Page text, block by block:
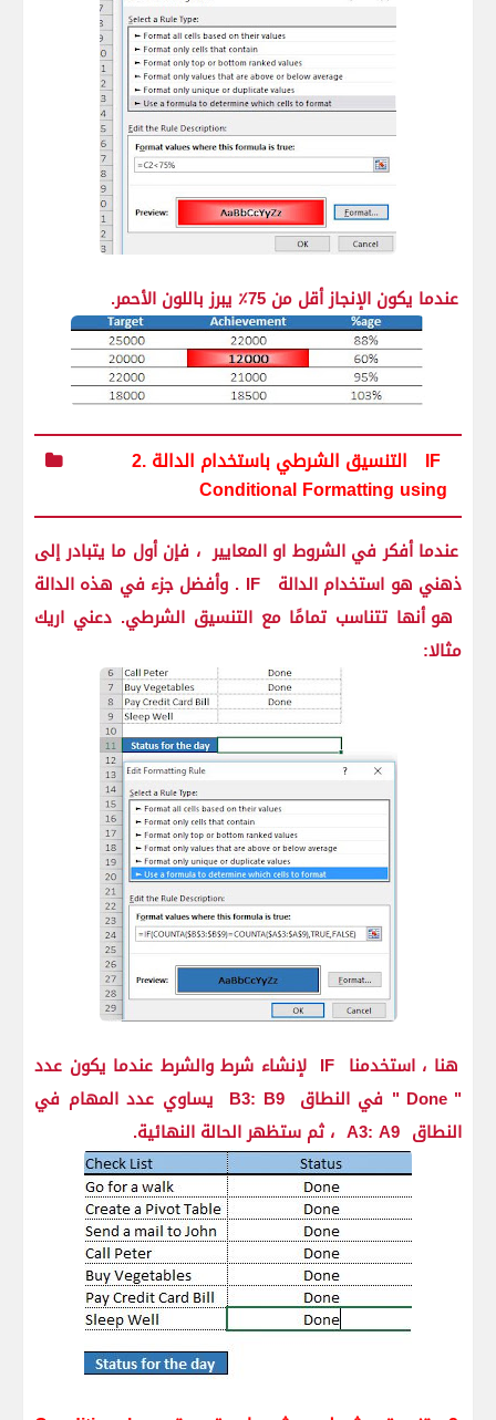
عندما يكون الإنجاز أقل من 75٪ يبرز باللون الأحمر.
IF
Conditional Formatting using
عندما أفكر في الشروط او المعايير ، فإن أول ما يتبادر إلى
ذهني هو استخدام الدالة
IF . وأفضل جزء في هذه الدالة
هو أنها تتناسب تمامًا مع التنسيق الشرطي. دعني اريك
مثالا:
هنا ، استخدمنا IF لإنشاء شرط والشرط عندما يكون عدد
"
Done " في النطاق B3: B9 يساوي عدد المهام في
النطاق A3: A9 ، ثم ستظهر الحالة النهائية.